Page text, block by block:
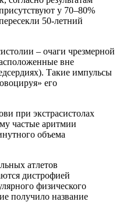
у 70–80%
50-летний
– очаги чрезмерной
вне
Такие импульсы
его
при экстрасистолах
частые аритмии
объема
атлетов
дистрофией
физического
получило название